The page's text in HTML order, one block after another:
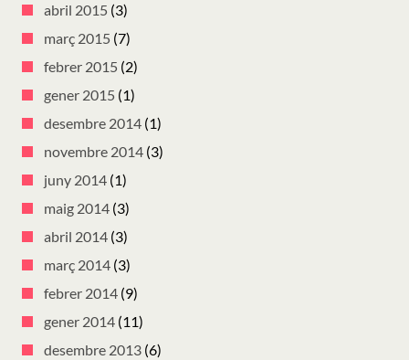
abril 2015 (3)
març 2015 (7)
febrer 2015 (2)
gener 2015 (1)
desembre 2014 (1)
novembre 2014 (3)
juny 2014 (1)
maig 2014 (3)
abril 2014 (3)
març 2014 (3)
febrer 2014 (9)
gener 2014 (11)
desembre 2013 (6)